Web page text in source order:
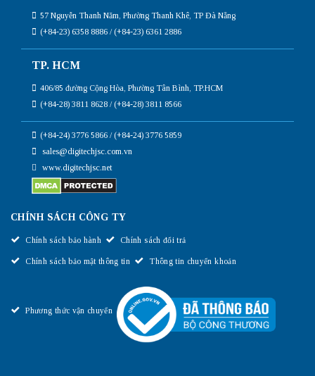
57 Nguyễn Thanh Năm, Phường Thanh Khê, TP Đà Nẵng
(+84-23) 6358 8886 / (+84-23) 6361 2886
TP. HCM
406/85 đường Cộng Hòa, Phường Tân Bình, TP.HCM
(+84-28) 3811 8628 / (+84-28) 3811 8566
(+84-24) 3776 5866 / (+84-24) 3776 5859
sales@digitechjsc.com.vn
www.digitechjsc.net
CHÍNH SÁCH CÔNG TY
Chính sách bảo hành Chính sách đổi trả
Chính sách bảo mật thông tin Thông tin chuyển khoản
Phương thức vận chuyển